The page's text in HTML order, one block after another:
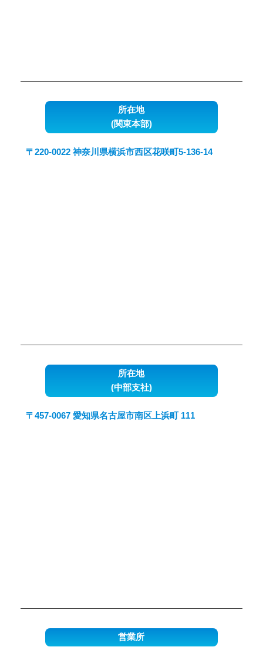
所在地
(関東本部)
〒220-0022 神奈川県横浜市西区花咲町5-136-14
所在地
(中部支社)
〒457-0067 愛知県名古屋市南区上浜町 111
営業所